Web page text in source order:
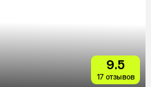
9.5
17 отзывов